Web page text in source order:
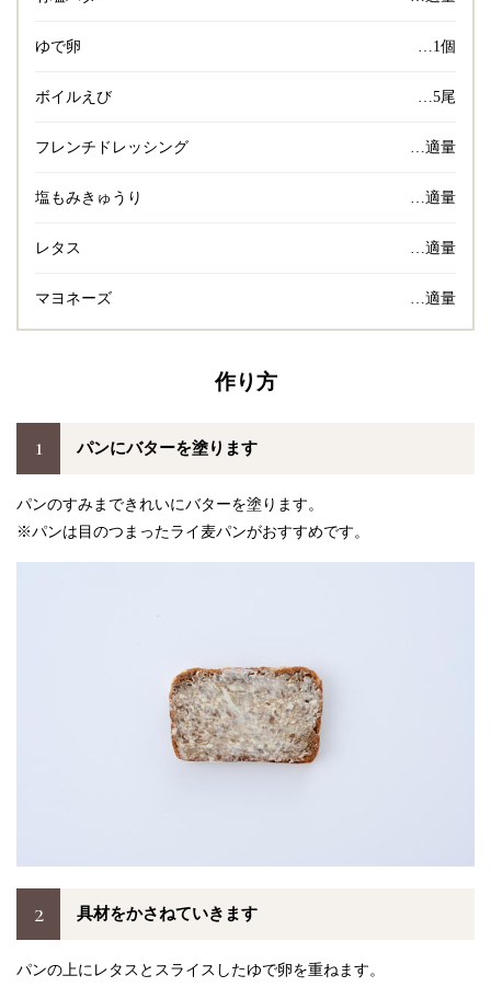
ゆで卵 …1個
ボイルえび …5尾
フレンチドレッシング …適量
塩もみきゅうり …適量
レタス …適量
マヨネーズ …適量
作り方
1 パンにバターを塗ります
パンのすみまできれいにバターを塗ります。
※パンは目のつまったライ麦パンがおすすめです。
2 具材をかさねていきます
パンの上にレタスとスライスしたゆで卵を重ねます。